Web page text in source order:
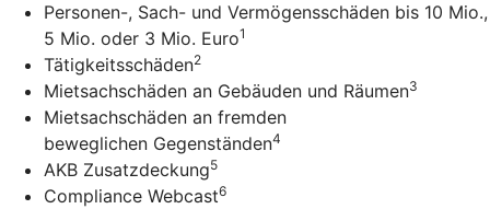
Personen-, Sach- und Vermögensschäden bis 10 Mio.,
5 Mio. oder 3 Mio. Euro1
Tätigkeitsschäden2
Mietsachschäden an Gebäuden und Räumen3
Mietsachschäden an fremden
beweglichen Gegenständen4
AKB Zusatzdeckung5
Compliance Webcast6